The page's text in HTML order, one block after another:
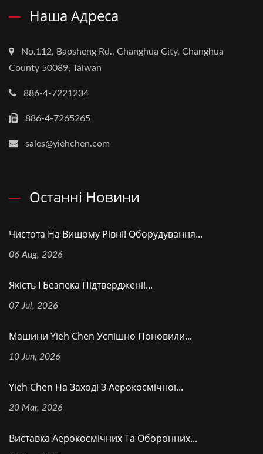
Наша Адреса
No.112, Baosheng Rd., Changhua City, Changhua
County 50089, Taiwan
886-4-7221234
886-4-7265265
sales@yiehchen.com
Останні Новини
Чистота На Вищому Рівні! Оборудування...
06 Aug, 2026
Якість І Безпека Підтверджені!...
07 Jul, 2026
Машини Yieh Chen Успішно Поновили...
10 Jun, 2026
Yieh Chen На Заході З Аерокосмічної...
20 Mar, 2026
Виставка Аерокосмічних Та Оборонних...